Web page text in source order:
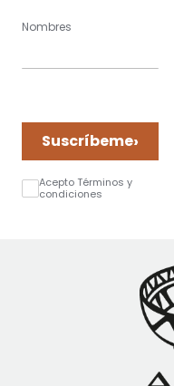
Nombres
Suscríbeme›
Acepto Términos y
condiciones